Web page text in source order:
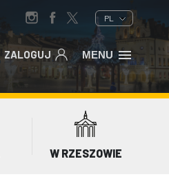
PL
ZALOGUJ MENU
W RZESZOWIE